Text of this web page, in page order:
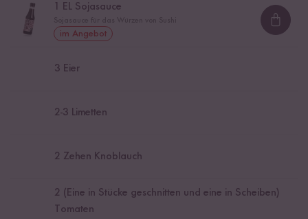
EL Sojasauce
im Angebot
3 Eier
2-3 Limetten
2 Zehen Knoblauch
2 (Eine in Stücke geschnitten und eine in Scheiben)
Tomaten